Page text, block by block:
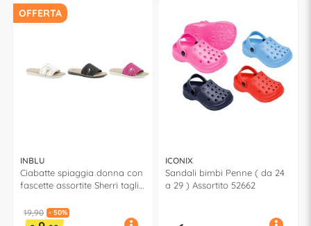
OFFERTA
INBLU
Ciabatte spiaggia donna con
fascette assortite Sherri taglia
19,90 - 50%
ICONIX
Sandali bimbi Penne ( da 24
a 29 ) Assortito 52662